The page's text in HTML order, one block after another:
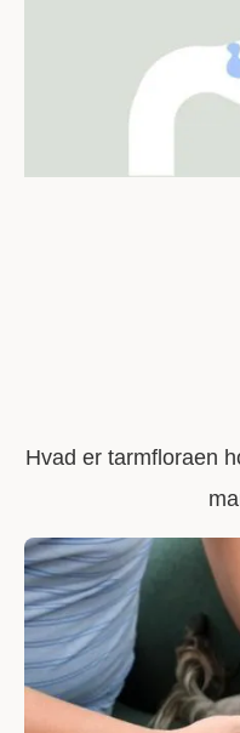
Hvad er tarmfloraen